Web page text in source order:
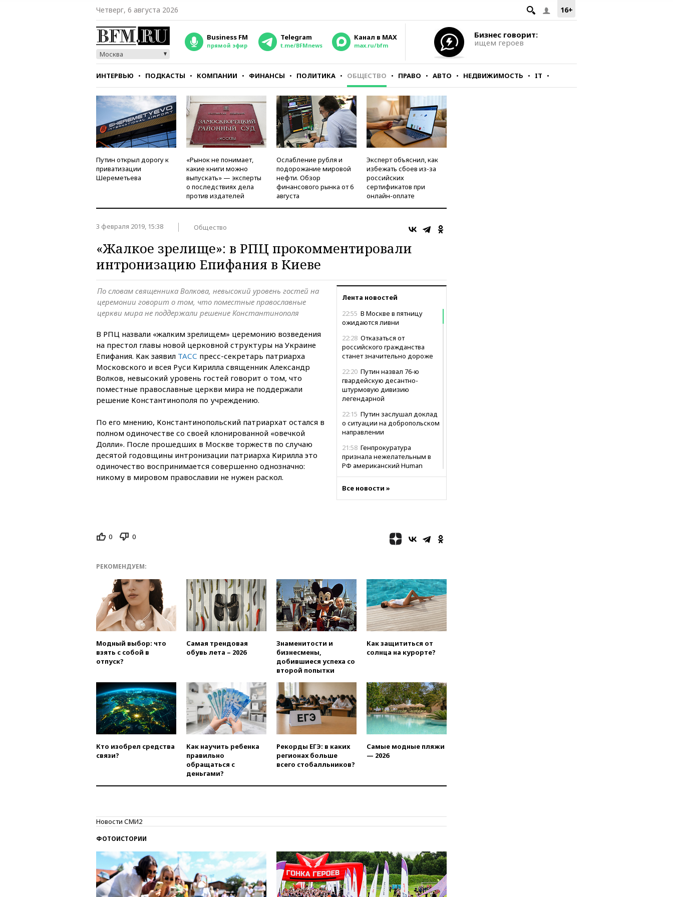
16+
Четверг, 6 августа 2026
Москва
Business FM
прямой эфир
Telegram
t.me/BFMnews
Канал в MAX
max.ru/bfm
Бизнес говорит:
ищем героев
ИНТЕРВЬЮ ПОДКАСТЫ КОМПАНИИ ФИНАНСЫ ПОЛИТИКА ОБЩЕСТВО ПРАВО АВТО НЕДВИЖИМОСТЬ IT
СТИЛЬ ТЕСТЫ
Путин открыл дорогу к
приватизации
Шереметьева
«Рынок не понимает,
какие книги можно
выпускать» — эксперты
о последствиях дела
против издателей
Ослабление рубля и
подорожание мировой
нефти. Обзор
финансового рынка от 6
августа
Эксперт объяснил, как
избежать сбоев из-за
российских
сертификатов при
онлайн-оплате
3 февраля 2019, 15:38 Общество
«Жалкое зрелище»: в РПЦ прокомментировали
интронизацию Епифания в Киеве
Лента новостей
22:55 В Москве в пятницу
ожидаются ливни
22:28 Отказаться от
российского гражданства
станет значительно дороже
22:20 Путин назвал 76-ю
гвардейскую десантно-
штурмовую дивизию
легендарной
22:15 Путин заслушал доклад
о ситуации на добропольском
направлении
21:58 Генпрокуратура
признала нежелательным в
РФ американский Human
21:35 «Аэрофлот» отменяет
часть рейсов в Сочи и
выиграл золото чемпионата
Европы в прыжках с 10-
концессии строительства ж/д
в Армении
21:00
В России вновь
обсуждают эксперимент по
онлайн-продаже алкоголя
Матвиенко: россиянам
могут рекомендовать не
посещать Армению
281 украинский беспилотник
над Россией
20:27
Ямпольская призвала
оптимизировать олимпиады
для поступления в вузы
Минтранс предложил
оплачивать защиту дорог от
БПЛА из средств на ремонт
посетит Сербию с
законопроект об отмене ЕГЭ
работу
19:35WP: Трамп призвал
доноров-республиканцев
поддержать Вэнса на выборах
2028 года
Все новости »
По словам священника Волкова, невысокий уровень гостей на
церемонии говорит о том, что поместные православные
церкви мира не поддержали решение Константинополя
В РПЦ назвали «жалким зрелищем» церемонию возведения
на престол главы новой церковной структуры на Украине
Епифания. Как заявил ТАСС пресс-секретарь патриарха
Московского и всея Руси Кирилла священник Александр
Волков, невысокий уровень гостей говорит о том, что
поместные православные церкви мира не поддержали
решение Константинополя по учреждению.
По его мнению, Константинопольский патриархат остался в
полном одиночестве со своей клонированной «овечкой
Долли». После прошедших в Москве торжеств по случаю
десятой годовщины интронизации патриарха Кирилла это
одиночество воспринимается совершенно однозначно:
никому в мировом православии не нужен раскол.
0 0
РЕКОМЕНДУЕМ:
Модный выбор: что
взять с собой в
отпуск?
Самая трендовая
обувь лета – 2026
Знаменитости и
бизнесмены,
добившиеся успеха со
второй попытки
Как защититься от
солнца на курорте?
Кто изобрел средства
связи?
Как научить ребенка
правильно
обращаться с
деньгами?
Рекорды ЕГЭ: в каких
регионах больше
всего стобалльников?
Самые модные пляжи
— 2026
Новости СМИ2
ФОТОИСТОРИИ